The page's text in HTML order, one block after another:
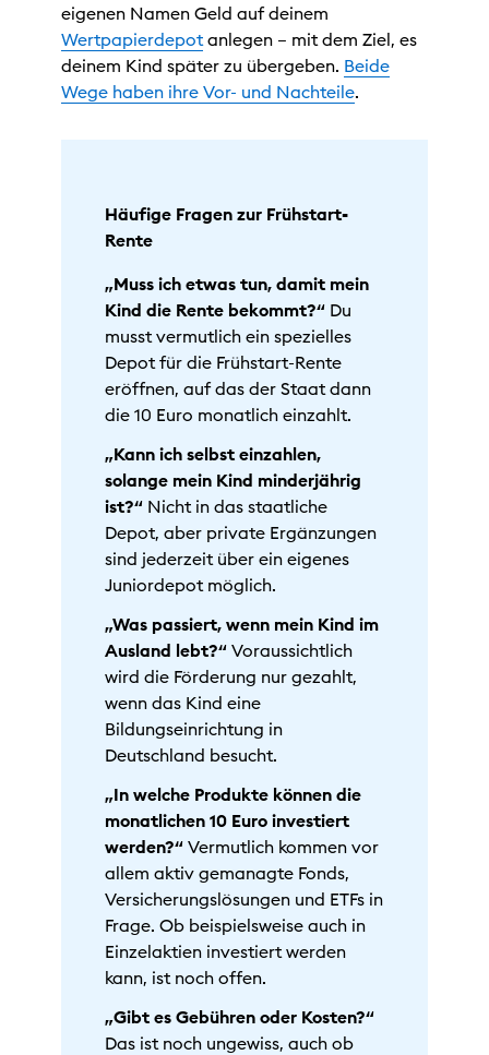
eigenen Namen Geld auf deinem
Wertpapierdepotanlegen – mit dem Ziel, es
deinem Kind später zu übergeben. Beide
Wege haben ihre Vor- und Nachteile.
Häufige Fragen zur Frühstart-
Rente
„Muss ich etwas tun, damit mein
Kind die Rente bekommt?“ Du
musst vermutlich ein spezielles
Depot für die Frühstart-Rente
eröffnen, auf das der Staat dann
die 10 Euro monatlich einzahlt.
„Kann ich selbst einzahlen,
solange mein Kind minderjährig
ist?“ Nicht in das staatliche
Depot, aber private Ergänzungen
sind jederzeit über ein eigenes
Juniordepot möglich.
„Was passiert, wenn mein Kind im
Ausland lebt?“ Voraussichtlich
wird die Förderung nur gezahlt,
wenn das Kind eine
Bildungseinrichtung in
Deutschland besucht.
„In welche Produkte können die
monatlichen 10 Euro investiert
werden?“Vermutlich kommen vor
allem aktiv gemanagte Fonds,
Versicherungslösungen und ETFs in
Frage. Ob beispielsweise auch in
Einzelaktien investiert werden
kann, ist noch offen.
„Gibt es Gebühren oder Kosten?“
Das ist noch ungewiss, auch ob